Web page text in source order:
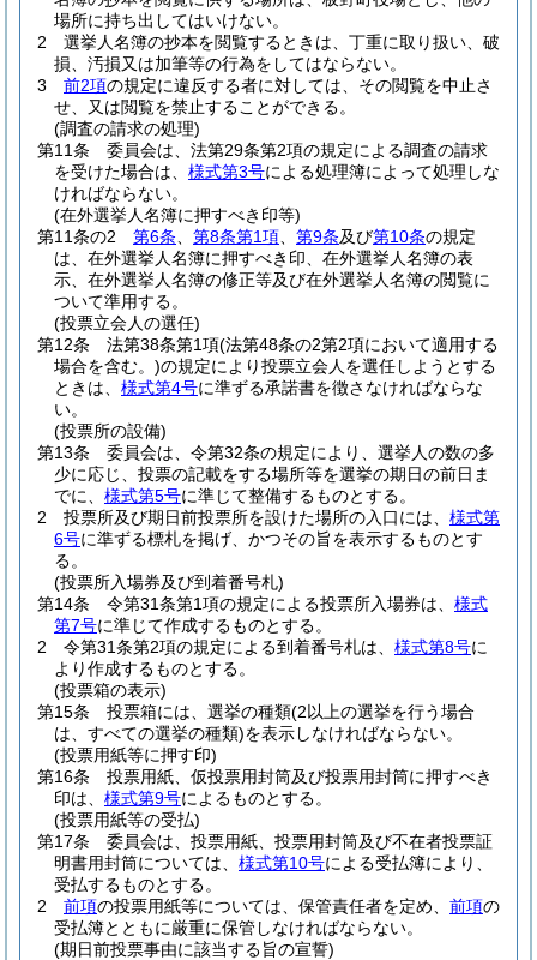
場所に持ち出してはいけない。
2
選挙人名簿の抄本を閲覧するときは、丁重に取り扱い、破
損、汚損又は加筆等の行為をしてはならない。
3
前2項の規定に違反する者に対しては、その閲覧を中止さ
せ、又は閲覧を禁止することができる。
(調査の請求の処理)
第11条
委員会は、法第29条第2項の規定による調査の請求
を受けた場合は、 様式第3号による処理簿によって処理しな
ければならない。
(在外選挙人名簿に押すべき印等)
第11条の2
第6条 第8条第1項 第9条及び第10条の規定
は、在外選挙人名簿に押すべき印、在外選挙人名簿の表
示、在外選挙人名簿の修正等及び在外選挙人名簿の閲覧に
ついて準用する。
(投票立会人の選任)
第12条
法第38条第1項(法第48条の2第2項において適用する
場合を含む。)の規定により投票立会人を選任しようとする
ときは、 様式第4号に準ずる承諾書を徴さなければならな
い。
(投票所の設備)
第13条
委員会は、令第32条の規定により、選挙人の数の多
少に応じ、投票の記載をする場所等を選挙の期日の前日ま
でに、 様式第5号に準じて整備するものとする。
2
投票所及び期日前投票所を設けた場所の入口には、 様式第
6号に準ずる標札を掲げ、かつその旨を表示するものとす
る。
(投票所入場券及び到着番号札)
第14条
令第31条第1項の規定による投票所入場券は、 様式
第7号に準じて作成するものとする。
2
令第31条第2項の規定による到着番号札は、 様式第8号に
より作成するものとする。
(投票箱の表示)
第15条
投票箱には、選挙の種類(2以上の選挙を行う場合
は、すべての選挙の種類)を表示しなければならない。
(投票用紙等に押す印)
第16条
投票用紙、仮投票用封筒及び投票用封筒に押すべき
印は、 様式第9号によるものとする。
(投票用紙等の受払)
第17条
委員会は、投票用紙、投票用封筒及び不在者投票証
明書用封筒については、 様式第10号による受払簿により、
受払するものとする。
2
前項の投票用紙等については、保管責任者を定め、 前項の
受払簿とともに厳重に保管しなければならない。
(期日前投票事由に該当する旨の宣誓)